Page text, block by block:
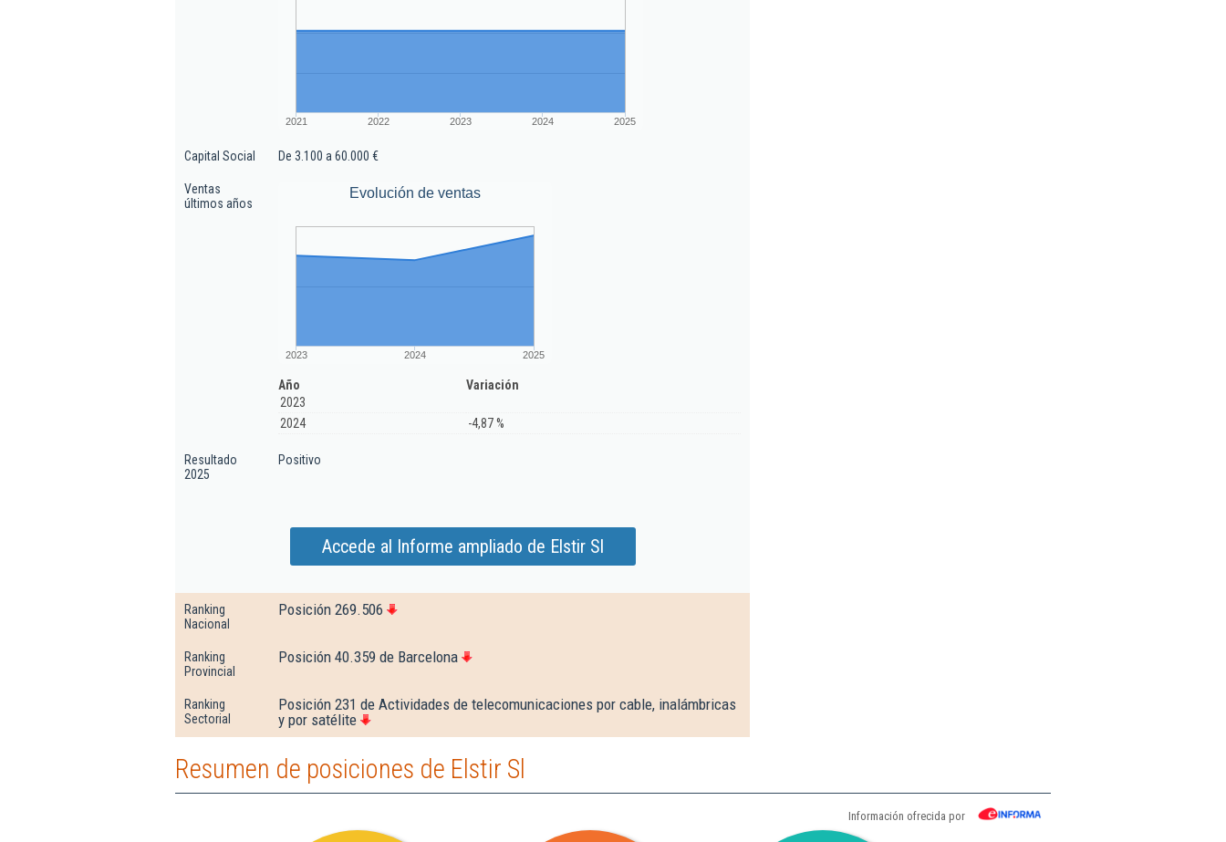
2021 2022 2023 2024 2025
Capital Social De 3.100 a 60.000 €
Ventas
últimos años
Evolución de ventas
2023 2024 2025
Año
Variación
2023
2024
-4,87 %
Resultado
2025
Positivo
Accede al Informe ampliado de Elstir Sl
Ranking
Nacional
Posición 269.506
Ranking
Provincial
Posición 40.359 de Barcelona
Ranking
Sectorial
Posición 231 de Actividades de telecomunicaciones por cable, inalámbricas
y por satélite
Resumen de posiciones de Elstir Sl
Información ofrecida por